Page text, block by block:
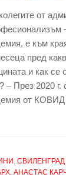
от
е към
пред
и как се
– През 2020
от КОВИД
, СВИЛЕНГРАД
АНАСТАС